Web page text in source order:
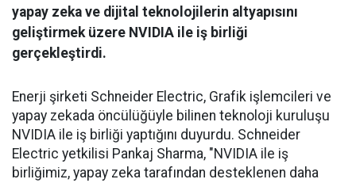
yapay zeka ve dijital teknolojilerin altyapısını
geliştirmek üzere NVIDIA ile iş birliği
gerçekleştirdi.
Enerji şirketi Schneider Electric, Grafik işlemcileri ve
yapay zekada öncülüğüyle bilinen teknoloji kuruluşu
NVIDIA ile iş birliği yaptığını duyurdu. Schneider
Electric yetkilisi Pankaj Sharma, "NVIDIA ile iş
birliğimiz, yapay zeka tarafından desteklenen daha